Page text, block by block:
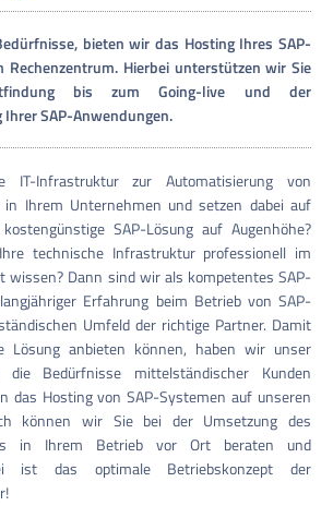
bieten wir das Hosting Ihres SAP-
Rechenzentrum. Hierbei unterstützen wir Sie
bis zum Going-live und der
SAP-Anwendungen.
IT-Infrastruktur zur Automatisierung von
in Ihrem Unternehmen und setzen dabei auf
SAP-Lösung auf Augenhöhe?
technische Infrastruktur professionell im
wissen? Dann sind wir als kompetentes SAP-
Erfahrung beim Betrieb von SAP-
Umfeld der richtige Partner. Damit
Lösung anbieten können, haben wir unser
die Bedürfnisse mittelständischer Kunden
das Hosting von SAP-Systemen auf unseren
können wir Sie bei der Umsetzung des
in Ihrem Betrieb vor Ort beraten und
ist das optimale Betriebskonzept der